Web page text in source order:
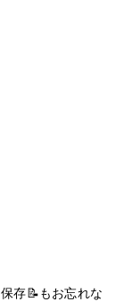
存📝もお忘れな